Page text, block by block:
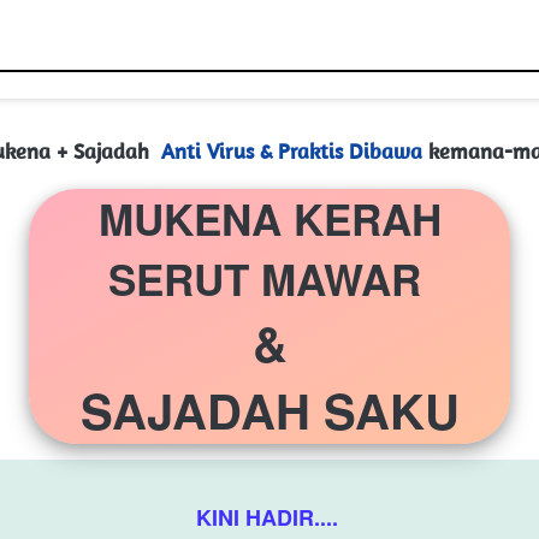
+ Sajadah Anti Virus & Praktis Dibawa kemana-
MUKENA KERAH
SERUT MAWAR
&
SAJADAH SAKU
KINI HADIR....